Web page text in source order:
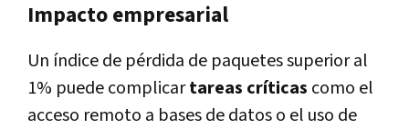
Impacto empresarial
Un índice de pérdida de paquetes superior al
1% puede complicartareas críticas como el
acceso remoto a bases de datos o el uso de